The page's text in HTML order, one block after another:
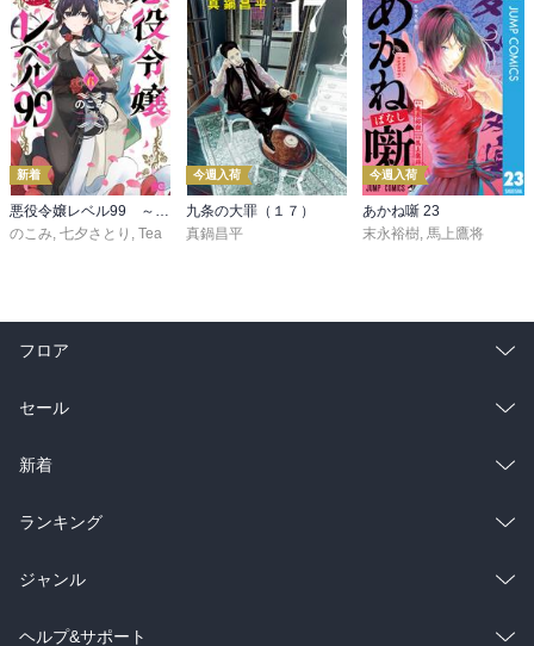
新着
悪役令嬢レベル99 ～私は裏ボスですが魔王ではありません～ その６
のこみ, 七夕さとり , Tea
今週入荷
九条の大罪（１７）
真鍋昌平
今週入荷
あかね噺 23
末永裕樹, 馬上鷹将
フロア
総合
ラノベ
雑誌・グラビア
BL・TL
セール
総合
ラノベ
雑誌・グラビア
BL・TL
新着
総合
ラノベ
雑誌・グラビア
ランキング
総合
ラノベ
ジャンル
コミック
ヘルプ&サポート